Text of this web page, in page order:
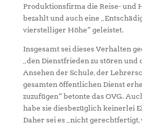
Produktionsfirma die Reise- und
bezahlt und auch eine
vierstelliger Höhe“ geleistet.
Insgesamt sei dieses Verhalten
„den Dienstfrieden zu stören
Ansehen der Schule, der
gesamten öffentlichen Dienst
zuzufügen“ betonte das OVG.
habe sie diesbezüglich keinerlei
Daher sei es „nicht gerechtfertigt,